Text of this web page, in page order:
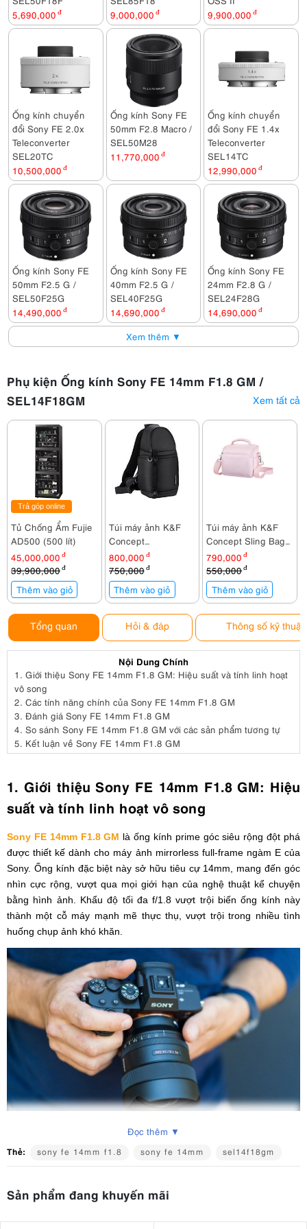
5,690,000 đ
9,000,000 đ
9,900,000 đ
Ống kính chuyển
đổi Sony FE 2.0x
Teleconverter
SEL20TC
10,500,000 đ
Ống kính Sony FE
50mm F2.8 Macro /
SEL50M28
11,770,000 đ
Ống kính chuyển
đổi Sony FE 1.4x
Teleconverter
SEL14TC
12,990,000 đ
Ống kính Sony FE
50mm F2.5 G /
SEL50F25G
14,490,000 đ
Ống kính Sony FE
40mm F2.5 G /
SEL40F25G
14,690,000 đ
Ống kính Sony FE
24mm F2.8 G /
SEL24F28G
14,690,000 đ
Xem thêm ▼
Phụ kiện Ống kính Sony FE 14mm F1.8 GM /
SEL14F18GM
Xem tất cả
Trả góp online
Tủ Chống Ẩm Fujie
AD500 (500 lít)
45,000,000 đ
39,900,000đ
Thêm vào giỏ
Túi máy ảnh K&F
Concept
Sling Bag KF13.141
800,000 đ
750,000 đ
Thêm vào giỏ
Túi máy ảnh K&F
Concept Sling Bag
KF13.179V2
790,000 đ
550,000đ
Thêm vào giỏ
Tổng quan Hỏi & đáp Thông số kỹ thuật
Nội Dung Chính
1. Giới thiệu Sony FE 14mm F1.8 GM: Hiệu suất và tính linh hoạt
vô song
2. Các tính năng chính của Sony FE 14mm F1.8 GM
3. Đánh giá Sony FE 14mm F1.8 GM
4. So sánh Sony FE 14mm F1.8 GM với các sản phẩm tương tự
5. Kết luận về Sony FE 14mm F1.8 GM
1. Giới thiệu Sony FE 14mm F1.8 GM: Hiệu
suất và tính linh hoạt vô song
Sony FE 14mm F1.8 GM là ống kính prime góc siêu rộng đột phá
được thiết kế dành cho máy ảnh mirrorless full-frame ngàm E của
Sony. Ống kính đặc biệt này sở hữu tiêu cự 14mm, mang đến góc
nhìn cực rộng, vượt qua mọi giới hạn của nghệ thuật kể chuyện
bằng hình ảnh. Khẩu độ tối đa f/1.8 vượt trội biến ống kính này
thành một cỗ máy mạnh mẽ thực thụ, vượt trội trong nhiều tình
huống chụp ảnh khó khăn.
2. Các tính năng chính của Sony FE 14mm
F1.8 GM
Phạm vi khẩu độ f/1.8 đến f/16: Phạm vi khẩu độ rộng cho
Đọc thêm ▼
Thẻ: sony fe 14mm f1.8 sony fe 14mm sel14f18gm
Sản phẩm đang khuyến mãi